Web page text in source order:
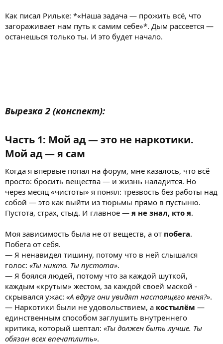
Как писал Рильке: *«Наша задача — прожить всё, что
загораживает нам путь к самим себе»*. Дым рассеется —
останешься только ты. И это будет начало.
Вырезка 2 (конспект):
Часть 1: Мой ад — это не наркотики.
Мой ад — я сам
Когда я впервые попал на форум, мне казалось, что всё
просто: бросить вещества — и жизнь наладится. Но
через месяц «чистоты» я понял: трезвость без работы над
собой — это как выйти из тюрьмы прямо в пустыню.
Пустота, страх, стыд. И главное — я не знал, кто я.
Моя зависимость была не от веществ, а от побега.
Побега от себя.
— Я ненавидел тишину, потому что в ней слышался
голос: «Ты никто. Ты пустота».
— Я боялся людей, потому что за каждой шуткой,
каждым «крутым» жестом, за каждой своей маской -
скрывался ужас: «А вдруг они увидят настоящего меня?».
— Наркотики были не удовольствием, а костылём —
единственным способом заглушить внутреннего
критика, который шептал: «Ты должен быть лучше. Ты
обязан всех впечатлить».